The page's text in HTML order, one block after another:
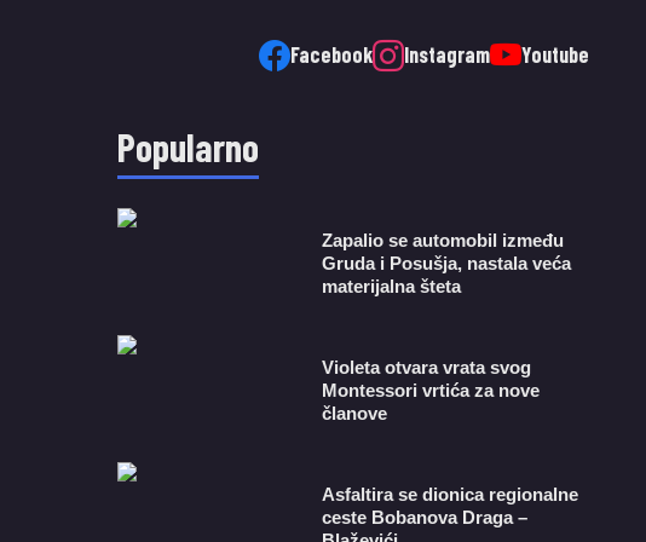
Facebook Instagram Youtube
Popularno
Zapalio se automobil između
Gruda i Posušja, nastala veća
materijalna šteta
Violeta otvara vrata svog
Montessori vrtića za nove
članove
Asfaltira se dionica regionalne
ceste Bobanova Draga –